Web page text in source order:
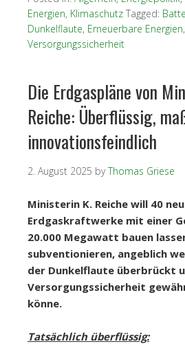
Energien, Klimaschutz Tagged:
Dunkelflaute, Erneuerbare Energien,
Versorgungssicherheit
Die Erdgaspläne von
Reiche: Überflüssig,
innovationsfeindlich
2. August 2025 byThomas Griese
Ministerin K. Reiche will 40
Erdgaskraftwerke mit einer
20.000 Megawatt bauen
subventionieren, angeblich
der Dunkelflaute überbrückt
Versorgungssicherheit
könne.
Tatsächlich überflüssig: